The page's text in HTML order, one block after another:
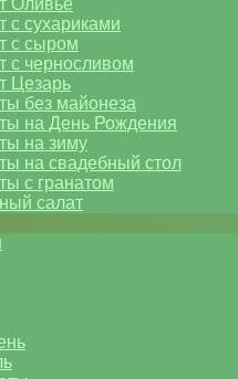
Оливье
с сухариками
с сыром
с черносливом
Цезарь
без майонеза
на День Рождения
на зиму
на свадебный стол
с гранатом
салат